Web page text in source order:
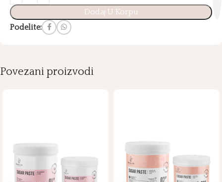
Dodaj U Korpu
Podelite:
Povezani proizvodi